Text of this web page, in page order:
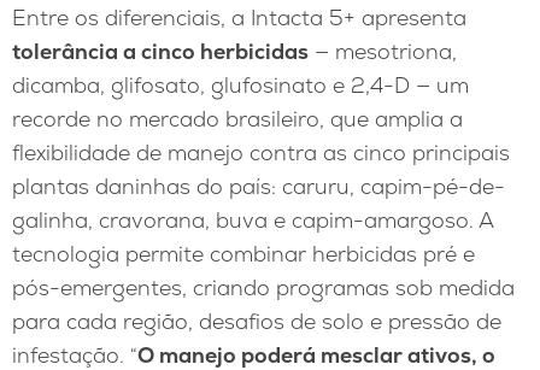
Entre os diferenciais, a Intacta 5+ apresenta
tolerância a cinco herbicidas — mesotriona,
dicamba, glifosato, glufosinato e 2,4-D — um
recorde no mercado brasileiro, que amplia a
flexibilidade de manejo contra as cinco principais
plantas daninhas do país: caruru, capim-pé-de-
galinha, cravorana, buva e capim-amargoso. A
tecnologia permite combinar herbicidas pré e
pós-emergentes, criando programas sob medida
para cada região, desafios de solo e pressão de
infestação. “O manejo poderá mesclar ativos, o